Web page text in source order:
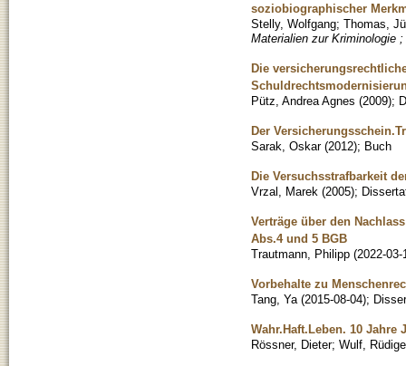
soziobiographischer
Stelly, Wolfgang; Thomas,
Materialien zur Kriminologie ;
Die
Pütz, Andrea Agnes (2009);
Der
Sarak, Oskar (2012); Buch
Die Versuchsstrafbarkeit
Vrzal, Marek (2005);
Verträge über den
Abs.4 und 5 BGB
Trautmann, Philipp (2022-03-
Vorbehalte zu
Tang, Ya (2015-08-04);
Wahr.Haft.Leben. 10
Rössner, Dieter; Wulf,